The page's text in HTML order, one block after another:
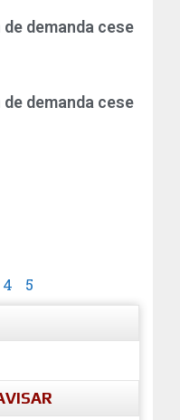
demanda cese
demanda cese
4 5